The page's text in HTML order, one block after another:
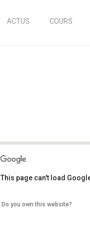
ACTUS COURS
12, rue de l'hôtel de
This page can't load
Do you own this website?